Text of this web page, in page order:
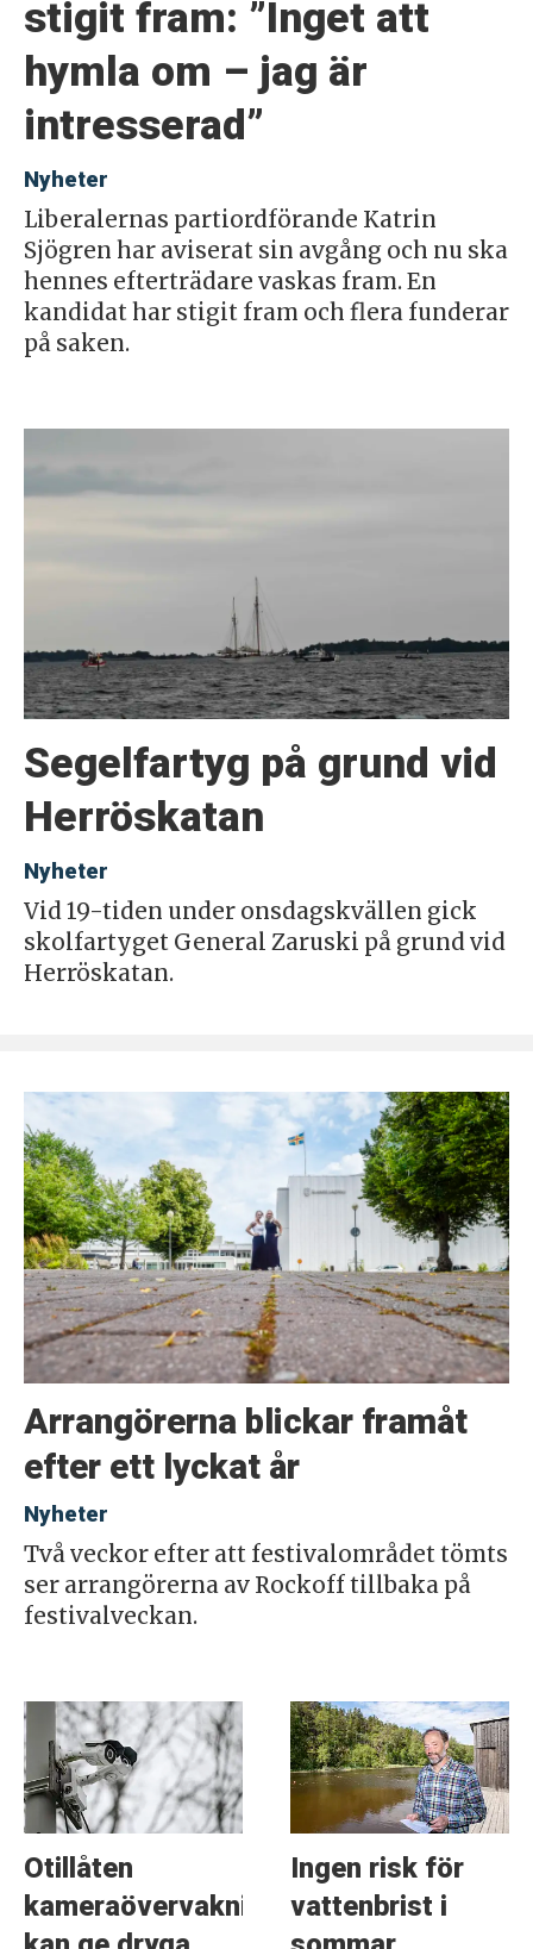
stigit fram: ”Inget att
hymla om – jag är
intresserad”
Nyheter
Liberalernas partiordförande Katrin
Sjögren har aviserat sin avgång och nu ska
hennes efterträdare vaskas fram. En
kandidat har stigit fram och flera funderar
på saken.
Segelfartyg på grund vid
Herröskatan
Nyheter
Vid 19-tiden under onsdagskvällen gick
skolfartyget General Zaruski på grund vid
Herröskatan.
Arrangörerna blickar framåt
efter ett lyckat år
Nyheter
Två veckor efter att festivalområdet tömts
ser arrangörerna av Rockoff tillbaka på
festivalveckan.
Otillåten
kameraövervakning
Ingen risk för
vattenbrist i